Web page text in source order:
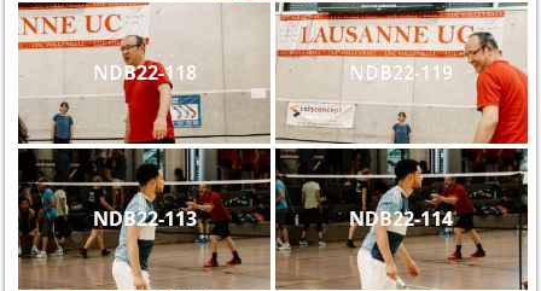
NDB22-118 NDB22-119
NDB22-113 NDB22-114